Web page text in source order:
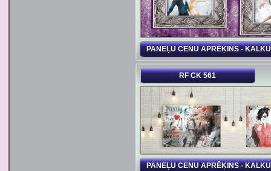
PANEĻU CENU APRĒĶINS -
RF CK 561
PANEĻU CENU APRĒĶINS -